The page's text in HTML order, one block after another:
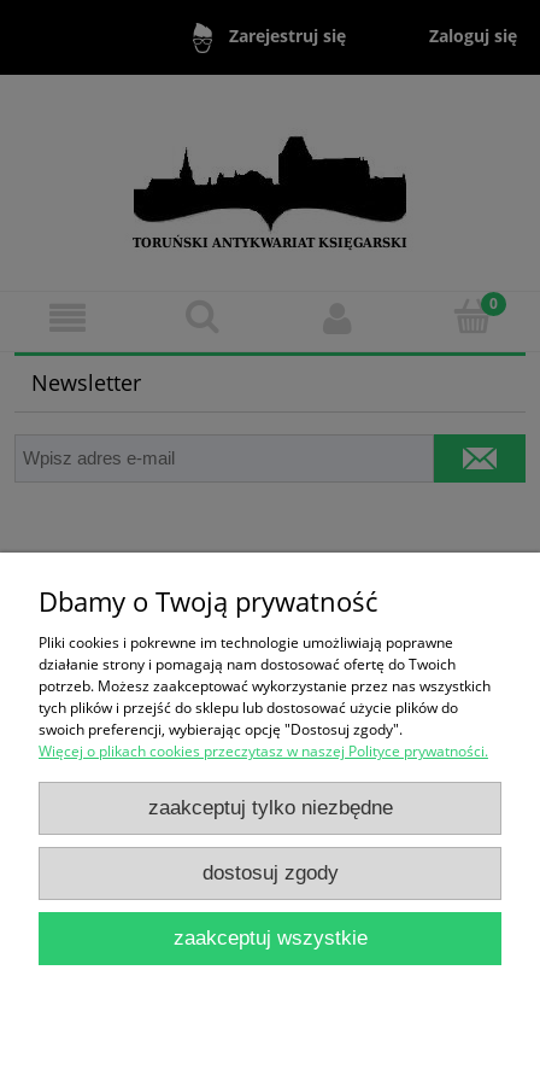
Zarejestruj się Zaloguj się
Newsletter
Ten produkt jest niedostępny.
Zakupy
Pomoc
Moje konto
Informacje
pokaż pełną wersję strony
Sklep internetowy Shoper Premium
Dbamy o Twoją prywatność
Pliki cookies i pokrewne im technologie umożliwiają poprawne
działanie strony i pomagają nam dostosować ofertę do Twoich
potrzeb. Możesz zaakceptować wykorzystanie przez nas wszystkich
tych plików i przejść do sklepu lub dostosować użycie plików do
swoich preferencji, wybierając opcję "Dostosuj zgody".
Więcej o plikach cookies przeczytasz w naszej Polityce prywatności.
zaakceptuj tylko niezbędne
dostosuj zgody
zaakceptuj wszystkie